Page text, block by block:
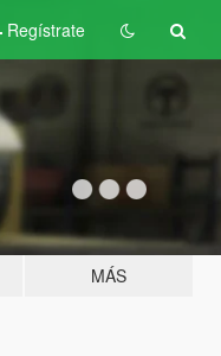
Regístrate
MÁS